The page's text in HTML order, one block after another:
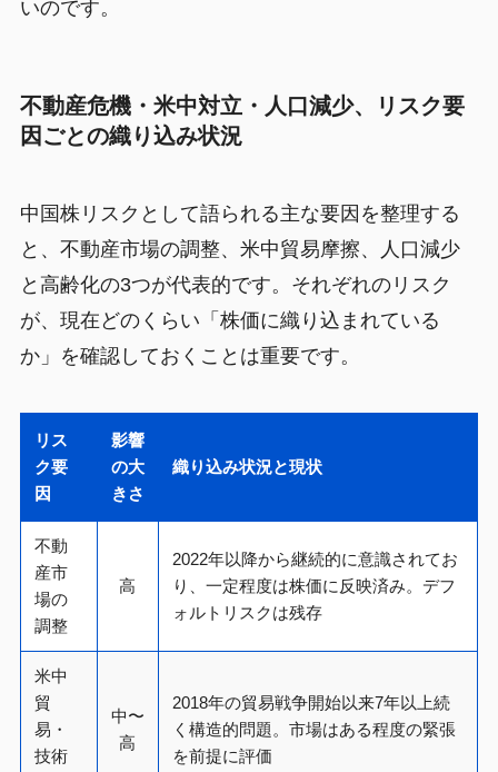
いのです。
不動産危機・米中対立・人口減少、リスク要
因ごとの織り込み状況
中国株リスクとして語られる主な要因を整理する
と、不動産市場の調整、米中貿易摩擦、人口減少
と高齢化の3つが代表的です。それぞれのリスク
が、現在どのくらい「株価に織り込まれている
か」を確認しておくことは重要です。
リス
ク要
因
影響
の大
きさ
織り込み状況と現状
不動
産市
場の
調整
高
2022年以降から継続的に意識されてお
り、一定程度は株価に反映済み。デフ
ォルトリスクは残存
米中
貿
易・
技術
中〜
高
2018年の貿易戦争開始以来7年以上続
く構造的問題。市場はある程度の緊張
を前提に評価